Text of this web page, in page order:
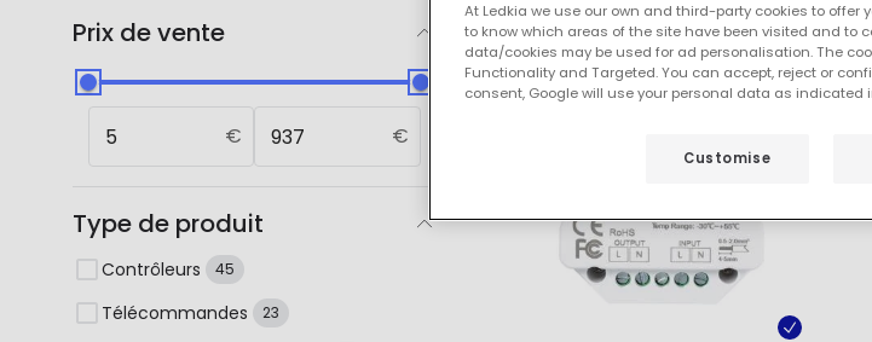
Prix de vente
€ €
Type de produit
Contrôleurs 45
Télécommandes 23
At Ledkia we use our own and third-party cookies to offer
to know which areas of the site have been visited and to
data/cookies may be used for ad personalisation. The
Functionality and Targeted. You can accept, reject or
consent, Google will use your personal data as indicated
Customise